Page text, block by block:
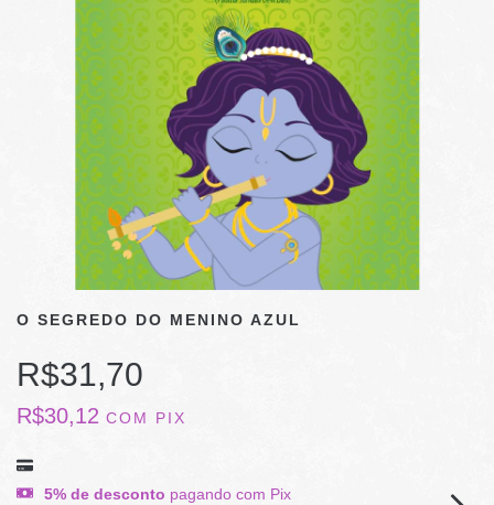
O SEGREDO DO MENINO AZUL
R$31,70
R$30,12 COM PIX
5% de desconto pagando com Pix